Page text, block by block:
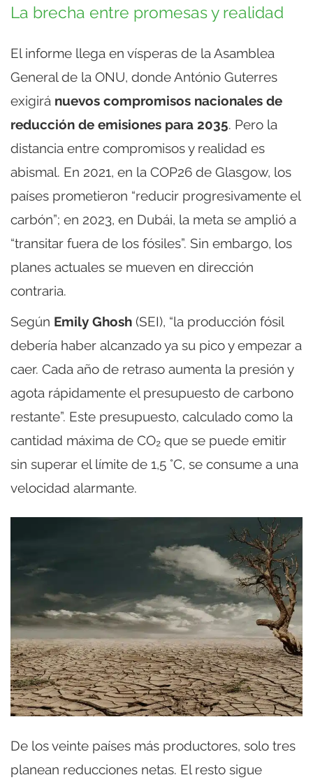
La brecha entre promesas y realidad
El informe llega en vísperas de la Asamblea
General de la ONU, donde António Guterres
exigirá nuevos compromisos nacionales de
reducción de emisiones para 2035. Pero la
distancia entre compromisos y realidad es
abismal. En 2021, en la COP26 de Glasgow, los
países prometieron “reducir progresivamente el
carbón”; en 2023, en Dubái, la meta se amplió a
“transitar fuera de los fósiles”. Sin embargo, los
planes actuales se mueven en dirección
contraria.
Según Emily Ghosh (SEI), “la producción fósil
debería haber alcanzado ya su pico y empezar a
caer. Cada año de retraso aumenta la presión y
agota rápidamente el presupuesto de carbono
restante”. Este presupuesto, calculado como la
cantidad máxima de CO₂ que se puede emitir
sin superar el límite de 1,5 °C, se consume a una
velocidad alarmante.
De los veinte países más productores, solo tres
planean reducciones netas. El resto sigue